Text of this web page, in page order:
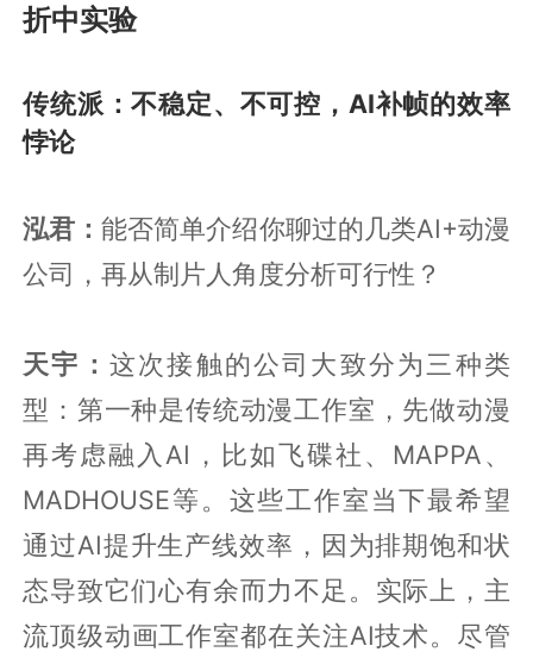
折中实验
传统派：不稳定、不可控，AI补帧的效率
悖论
泓君：能否简单介绍你聊过的几类AI+动漫
公司，再从制片人角度分析可行性？
天宇： 这次接触的公司大致分为三种类
型：第一种是传统动漫工作室，先做动漫
再考虑融入AI，比如飞碟社、MAPPA、
MADHOUSE等。这些工作室当下最希望
通过AI提升生产线效率，因为排期饱和状
态导致它们心有余而力不足。实际上，主
流顶级动画工作室都在关注AI技术。尽管